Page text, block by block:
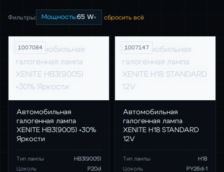
Фильтры: Мощность:65 W× сбросить всё
1007084
Автомобильная
галогенная лампа
XENITE HB3(9005) +30%
Яркости
Тип лампы
HB3(9005)
Цоколь
P20d
1007147
Автомобильная
галогенная лампа
XENITE H18 STANDARD
12V
Тип лампы
H18
Цоколь
PY26d-1